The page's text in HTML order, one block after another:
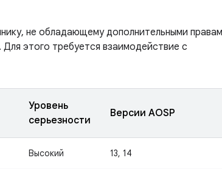
не обладающему дополнительными
этого требуется взаимодействие с
Уровень
серьезности
Версии AOSP
Высокий 13, 14